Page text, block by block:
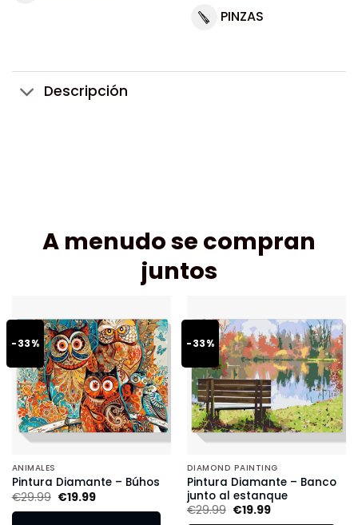
PINZAS
Descripción
A menudo se compran
juntos
-33%
ANIMALES
Pintura Diamante – Búhos
€29.99 €19.99
-33%
DIAMOND PAINTING
Pintura Diamante – Banco
junto al estanque
€29.99 €19.99